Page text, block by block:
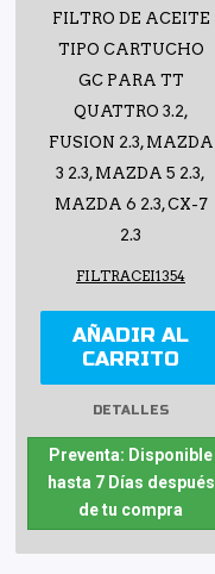
FILTRO DE ACEITE
TIPO CARTUCHO
GC PARA TT
QUATTRO 3.2,
FUSION 2.3, MAZDA
3 2.3, MAZDA 5 2.3,
MAZDA 6 2.3, CX-7
2.3
FILTRACEI1354
AÑADIR AL
CARRITO
DETALLES
Preventa: Disponible
hasta 7 Días después
de tu compra